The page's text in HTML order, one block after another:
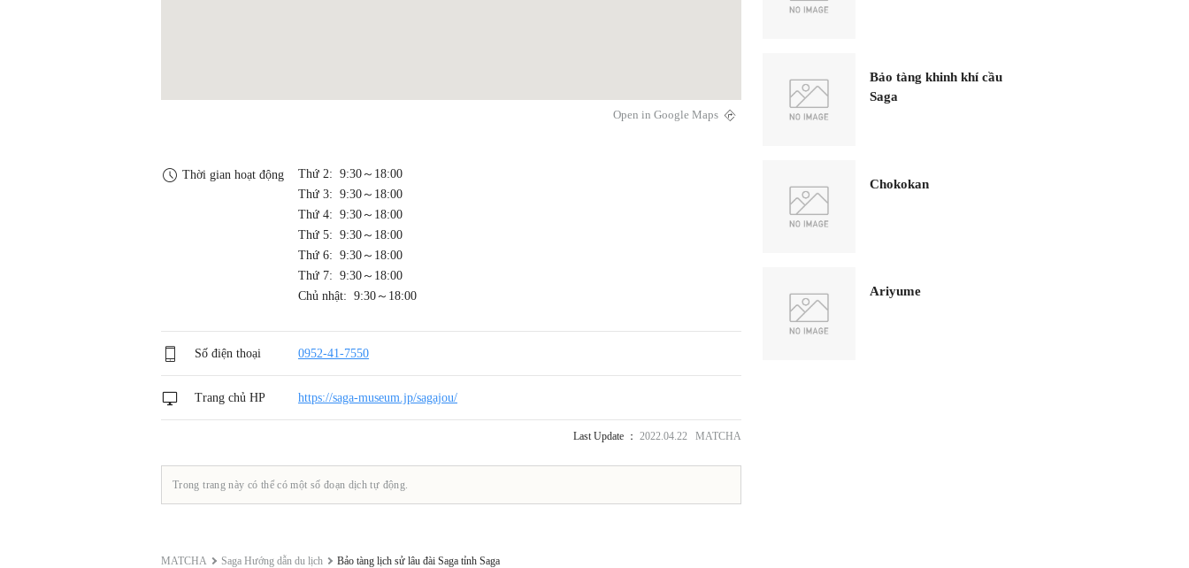
Open in Google Maps
Thời gian hoạt động
Thứ 2: 9:30～18:00
Thứ 3: 9:30～18:00
Thứ 4: 9:30～18:00
Thứ 5: 9:30～18:00
Thứ 6: 9:30～18:00
Thứ 7: 9:30～18:00
Chủ nhật: 9:30～18:00
Số điện thoại 0952-41-7550
Trang chủ HP https://saga-museum.jp/sagajou/
Last Update ： 2022.04.22 MATCHA
Trong trang này có thể có một số đoạn dịch tự động.
Bảo tàng khinh khí cầu
Saga
Chokokan
Ariyume
MATCHA Saga Hướng dẫn du lịch Bảo tàng lịch sử lâu đài Saga tỉnh Saga